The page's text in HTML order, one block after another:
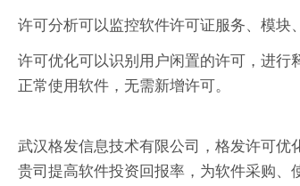
许可分析可以监控软件许可证服务、模
许可优化可以识别用户闲置的许可，进
正常使用软件，无需新增许可。
武汉格发信息技术有限公司，格发许可
贵司提高软件投资回报率，为软件采购、